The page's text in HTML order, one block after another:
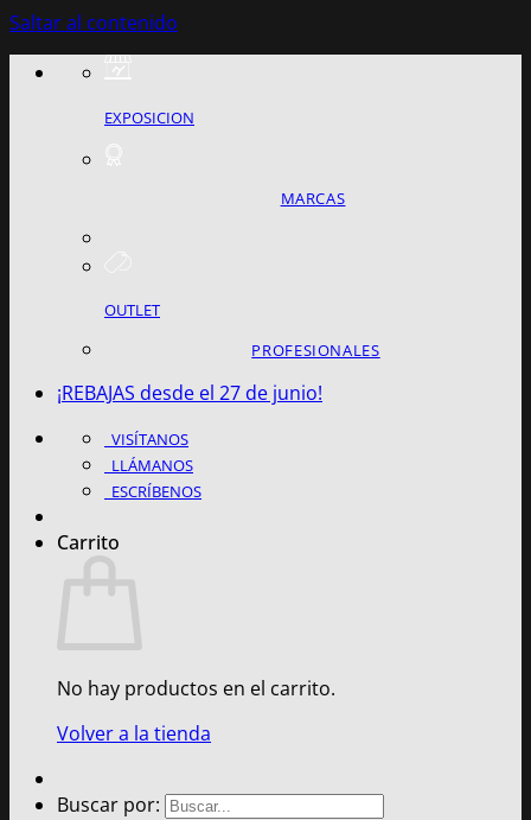
Saltar al contenido
EXPOSICION
MARCAS
OUTLET
PROFESIONALES
¡REBAJAS desde el 27 de junio!
VISÍTANOS
LLÁMANOS
ESCRÍBENOS
Carrito
No hay productos en el carrito.
Volver a la tienda
Buscar por: